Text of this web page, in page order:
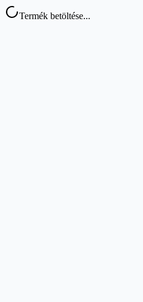
Termék betöltése...